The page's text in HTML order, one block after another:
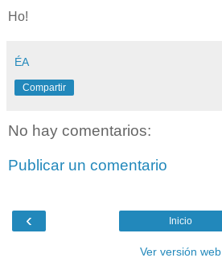
Ho!
ÉA
Compartir
No hay comentarios:
Publicar un comentario
‹ Inicio
Ver versión web